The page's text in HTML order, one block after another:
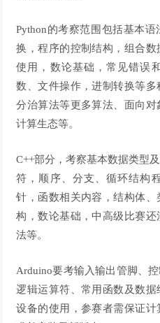
Python的考察范围包括基本
换，程序的控制结构，组合
使用，数论基础，常见错误
数、文件操作，进制转换等
分治算法等更多算法、面向对
计算生态等。
C++部分，考察基本数据类型
符，顺序、分支、循环结构
针，函数相关内容，结构体
构，数论基础，中高级比赛
法等。
Arduino要考输入输出管脚、
逻辑运算符、常用函数及数
设备的使用，参赛者需保证